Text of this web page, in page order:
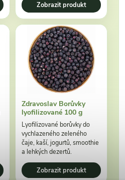
Zobrazit produkt
Zdravoslav Borůvky
lyofilizované 100 g
Lyofilizované borůvky do
vychlazeného zeleného
čaje, kaší, jogurtů, smoothie
a lehkých dezertů.
Zobrazit produkt